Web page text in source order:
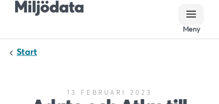
Meny
Start
13 FEBRUARI 2023